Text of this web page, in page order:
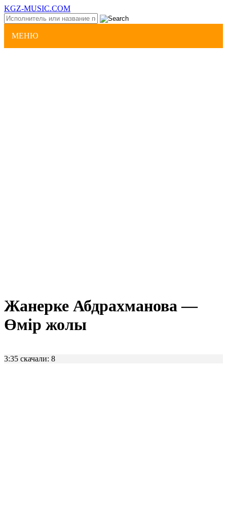
KGZ-MUSIC.COM
МЕНЮ
Жанерке Абдрахманова —
Өмір жолы
3:35 скачали: 8